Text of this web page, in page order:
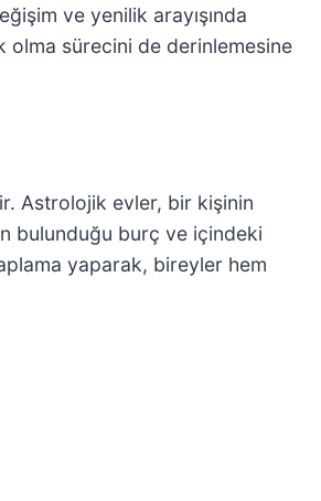
ve yenilik arayışında
olma sürecini de derinlemesine
Astrolojik evler, bir kişinin
bulunduğu burç ve içindeki
yaparak, bireyler hem